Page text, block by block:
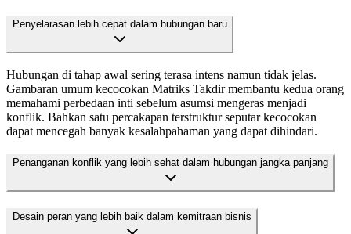
Penyelarasan lebih cepat dalam hubungan baru
Hubungan di tahap awal sering terasa intens namun tidak jelas.
Gambaran umum kecocokan Matriks Takdir membantu kedua orang
memahami perbedaan inti sebelum asumsi mengeras menjadi
konflik. Bahkan satu percakapan terstruktur seputar kecocokan
dapat mencegah banyak kesalahpahaman yang dapat dihindari.
Penanganan konflik yang lebih sehat dalam hubungan jangka panjang
Desain peran yang lebih baik dalam kemitraan bisnis